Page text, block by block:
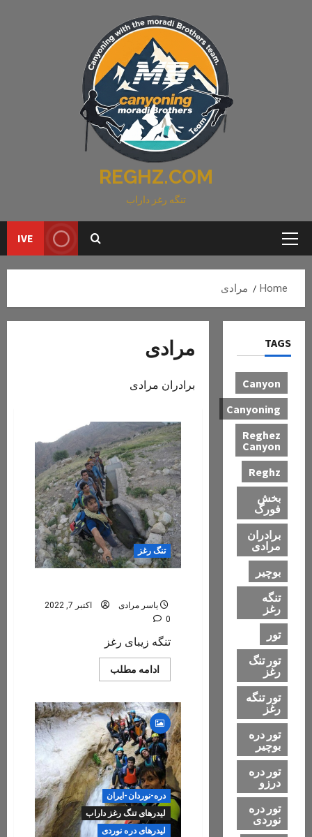
REGHZ.COM
تنگه رغز داراب
Primary
IVE
Home مرادی
مرادی
برادران مرادی
تنگ رغز
یاسر مرادی
اکتبر 7, 2022
0
تنگه زیبای رغز
ادامه مطلب
more
دره-نوردان-ایران
لیدرهای تنگ رغز داراب
لیدرهای دره نوردی
TAGS
Canyon
Canyoning
Reghez
Canyon
Reghz
بخش
فورگ
برادران
مرادی
بوچیر
تنگه
رغز
تور
تور تنگ
رغز
تور تنگه
رغز
تور دره
بوچیر
تور دره
درزو
تور دره
نوردی